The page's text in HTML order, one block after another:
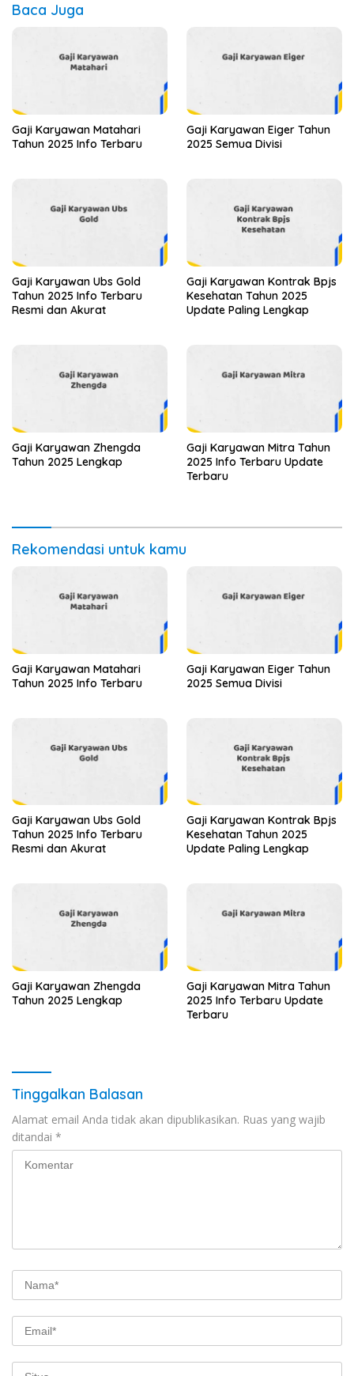
Baca Juga
Gaji Karyawan Matahari
Tahun 2025 Info Terbaru
Gaji Karyawan Eiger Tahun
2025 Semua Divisi
Gaji Karyawan Ubs Gold
Tahun 2025 Info Terbaru
Resmi dan Akurat
Gaji Karyawan Kontrak Bpjs
Kesehatan Tahun 2025
Update Paling Lengkap
Gaji Karyawan Zhengda
Tahun 2025 Lengkap
Gaji Karyawan Mitra Tahun
2025 Info Terbaru Update
Terbaru
Rekomendasi untuk kamu
Gaji Karyawan Matahari
Tahun 2025 Info Terbaru
Gaji Karyawan Eiger Tahun
2025 Semua Divisi
Gaji Karyawan Ubs Gold
Tahun 2025 Info Terbaru
Resmi dan Akurat
Gaji Karyawan Kontrak Bpjs
Kesehatan Tahun 2025
Update Paling Lengkap
Gaji Karyawan Zhengda
Tahun 2025 Lengkap
Gaji Karyawan Mitra Tahun
2025 Info Terbaru Update
Terbaru
Tinggalkan Balasan
Alamat email Anda tidak akan dipublikasikan. Ruas yang wajib
ditandai *